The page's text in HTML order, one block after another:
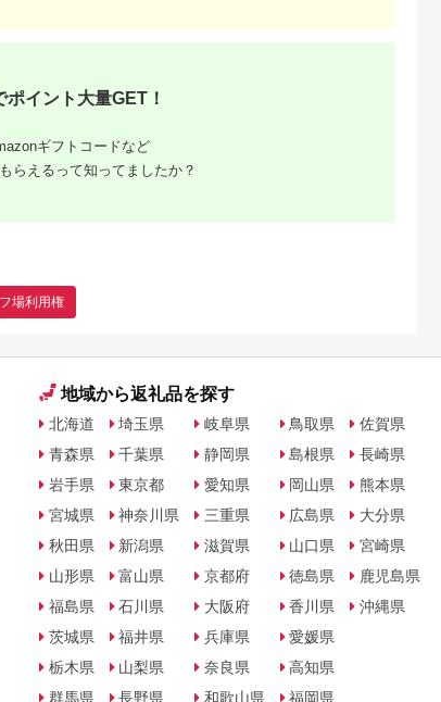
イント大量GET！
ギフトコードなど
らえるって知ってましたか？
場利用権
地域から返礼品を探す
北海道
青森県
岩手県
宮城県
秋田県
山形県
福島県
茨城県
栃木県
群馬県
埼玉県
千葉県
東京都
神奈川県
新潟県
富山県
石川県
福井県
山梨県
長野県
岐阜県
静岡県
愛知県
三重県
滋賀県
京都府
大阪府
兵庫県
奈良県
和歌山県
鳥取県
島根県
岡山県
広島県
山口県
徳島県
香川県
愛媛県
高知県
福岡県
佐賀県
長崎県
熊本県
大分県
宮崎県
鹿児島県
沖縄県